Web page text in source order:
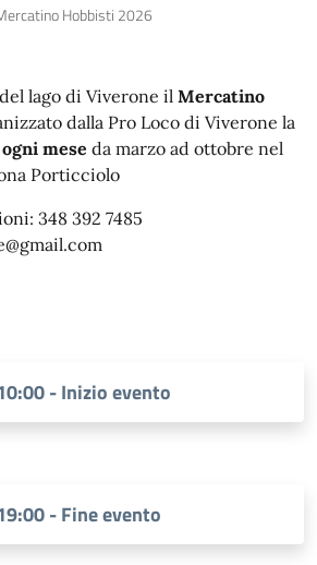
Hobbisti 2026
lago di Viverone il Mercatino
dalla Pro Loco di Viverone la
mese da marzo ad ottobre nel
Porticciolo
348 392 7485
- Inizio evento
- Fine evento